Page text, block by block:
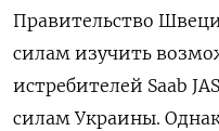
Правительство
силам изучить
истребителей Saab
силам Украины.